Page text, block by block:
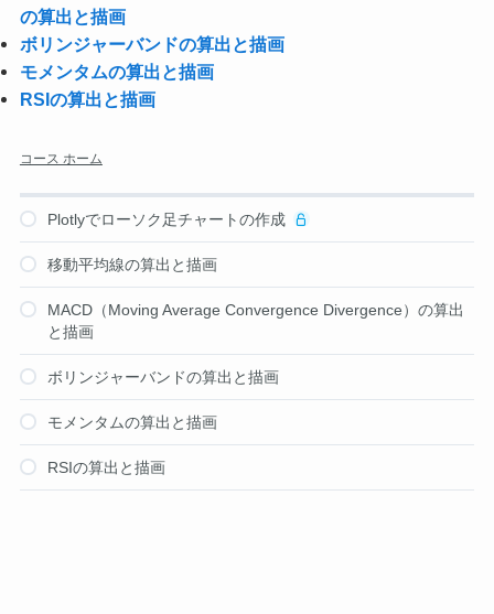
の算出と描画
ボリンジャーバンドの算出と描画
モメンタムの算出と描画
RSIの算出と描画
コース ホーム
Plotlyでローソク足チャートの作成
移動平均線の算出と描画
MACD（Moving Average Convergence Divergence）の算出
と描画
ボリンジャーバンドの算出と描画
モメンタムの算出と描画
RSIの算出と描画